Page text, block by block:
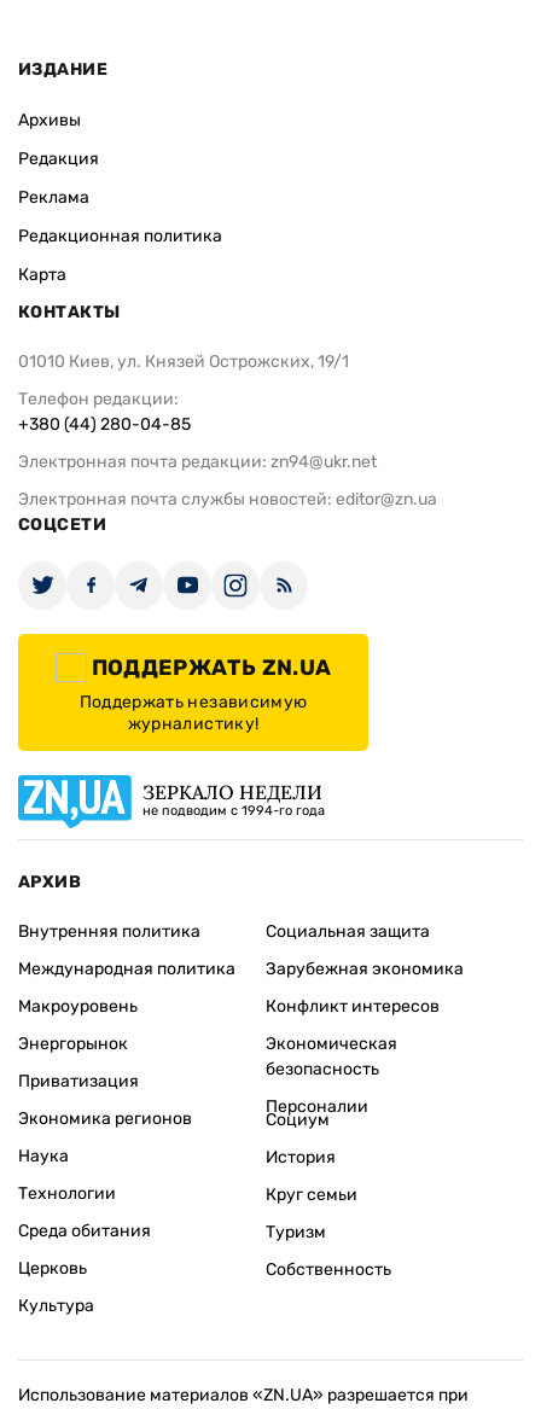
ИЗДАНИЕ
Архивы
Редакция
Реклама
Редакционная политика
Карта
КОНТАКТЫ
01010 Киев, ул. Князей Острожских, 19/1
Телефон редакции:
+380 (44) 280-04-85
Электронная почта редакции: zn94@ukr.net
Электронная почта службы новостей: editor@zn.ua
СОЦСЕТИ
ПОДДЕРЖАТЬ ZN.UA
Поддержать независимую
журналистику!
ЗЕРКАЛО НЕДЕЛИ
не подводим с 1994-го года
АРХИВ
Внутренняя политика
Международная политика
Макроуровень
Энергорынок
Приватизация
Экономика регионов
Социальная защита
Зарубежная экономика
Конфликт интересов
Экономическая
безопасность
Персоналии
Наука
Технологии
Среда обитания
Церковь
Культура
Социум
История
Круг семьи
Туризм
Собственность
Использование материалов «ZN.UA» разрешается при